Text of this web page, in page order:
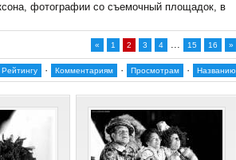
фотографии со съемочный площадок, в
« 1 2 3 4 ... 15 16 »
Рейтингу · Комментариям · Просмотрам · Названию